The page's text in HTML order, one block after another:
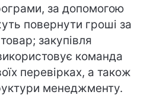
за допомогою
повернути гроші за
закупівля
команда
перевірках, а також
менеджменту.